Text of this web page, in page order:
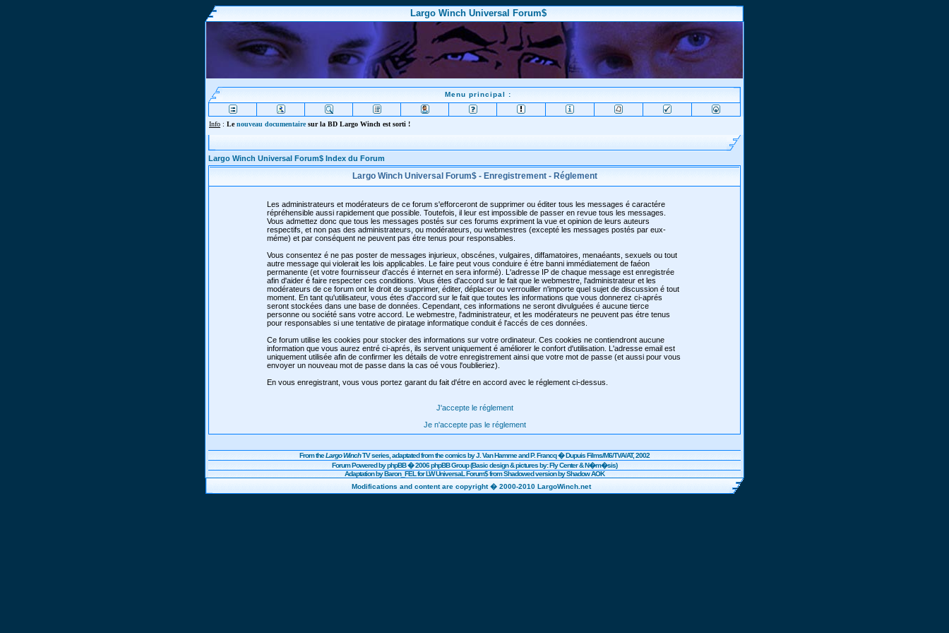
Largo Winch Universal Forum$
Menu principal :
Info : Lenouveau documentairesur la BD Largo Winch est sorti !
Largo Winch Universal Forum$ Index du Forum
Largo Winch Universal Forum$ - Enregistrement - Réglement
Les administrateurs et modérateurs de ce forum s'efforceront de supprimer ou éditer tous les messages é caractére
répréhensible aussi rapidement que possible. Toutefois, il leur est impossible de passer en revue tous les messages.
Vous admettez donc que tous les messages postés sur ces forums expriment la vue et opinion de leurs auteurs
respectifs, et non pas des administrateurs, ou modérateurs, ou webmestres (excepté les messages postés par eux-
méme) et par conséquent ne peuvent pas étre tenus pour responsables.
Vous consentez é ne pas poster de messages injurieux, obscénes, vulgaires, diffamatoires, menaéants, sexuels ou tout
autre message qui violerait les lois applicables. Le faire peut vous conduire é étre banni immédiatement de faéon
permanente (et votre fournisseur d'accés é internet en sera informé). L'adresse IP de chaque message est enregistrée
afin d'aider é faire respecter ces conditions. Vous étes d'accord sur le fait que le webmestre, l'administrateur et les
modérateurs de ce forum ont le droit de supprimer, éditer, déplacer ou verrouiller n'importe quel sujet de discussion é tout
moment. En tant qu'utilisateur, vous étes d'accord sur le fait que toutes les informations que vous donnerez ci-aprés
seront stockées dans une base de données. Cependant, ces informations ne seront divulguées é aucune tierce
personne ou société sans votre accord. Le webmestre, l'administrateur, et les modérateurs ne peuvent pas étre tenus
pour responsables si une tentative de piratage informatique conduit é l'accés de ces données.
Ce forum utilise les cookies pour stocker des informations sur votre ordinateur. Ces cookies ne contiendront aucune
information que vous aurez entré ci-aprés, ils servent uniquement é améliorer le confort d'utilisation. L'adresse email est
uniquement utilisée afin de confirmer les détails de votre enregistrement ainsi que votre mot de passe (et aussi pour vous
envoyer un nouveau mot de passe dans la cas oé vous l'oublieriez).
En vous enregistrant, vous vous portez garant du fait d'étre en accord avec le réglement ci-dessus.
J'accepte le réglement
Je n'accepte pas le réglement
From theLargo WinchTV series, adaptated from the comics by J. Van Hamme and P. Francq �DupuisFilms/M6/TVA/AT, 2002
Forum Powered byphpBB� 2006 phpBB Group (Basic design & pictures by: Fly Center & N�m�sis)
Adaptation by Baron_FEL for LW UniversaL Forum$ from Shadowed version by Shadow AOK
Modifications and content are copyright � 2000-2010 LargoWinch.net